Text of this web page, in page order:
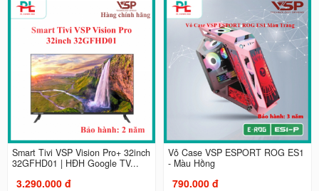
Smart Tivi VSP Vision Pro+ 32inch
32GFHD01 | HĐH Google TV...
3.290.000 đ
Vỏ Case VSP ESPORT ROG ES1
- Màu Hồng
790.000 đ